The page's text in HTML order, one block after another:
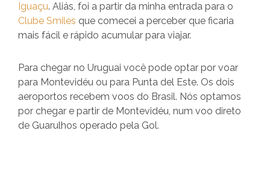
Iguaçu. Aliás, foi a partir da minha entrada para o
Clube Smiles que comecei a perceber que ficaria
mais fácil e rápido acumular para viajar.
Para chegar no Uruguai você pode optar por voar
para Montevidéu ou para Punta del Este. Os dois
aeroportos recebem voos do Brasil. Nós optamos
por chegar e partir de Montevidéu, num voo direto
de Guarulhos operado pela Gol.